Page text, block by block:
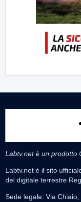
Labtv.net è un prodotto
Labtv.net è il sito
del digitale terrestre
Sede legale: Via